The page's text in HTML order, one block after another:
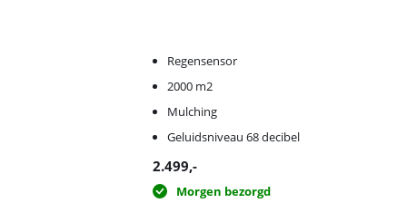
Regensensor
2000 m2
Mulching
Geluidsniveau 68 decibel
2.499,-
Morgen bezorgd